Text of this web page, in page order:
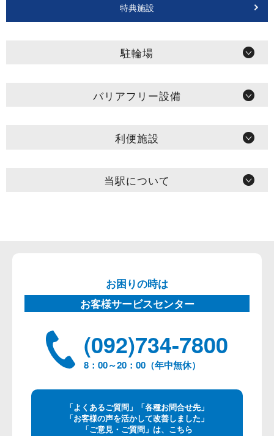
特典施設
駐輪場
バリアフリー設備
利便施設
当駅について
お困りの時は
お客様サービスセンター
(092)734-7800
8：00～20：00（年中無休）
「よくあるご質問」「各種お問合せ先」
「お客様の声を活かして改善しました」
「ご意見・ご質問」は、こちら